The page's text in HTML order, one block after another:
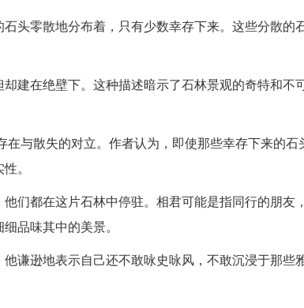
头零散地分布着，只有少数幸存下来。这些分散的
建在绝壁下。这种描述暗示了石林景观的奇特和不
在与散失的对立。作者认为，即使那些幸存下来的
。
们都在这片石林中停驻。相君可能是指同行的朋友
品味其中的美景。
谦逊地表示自己还不敢咏史咏风，不敢沉浸于那些